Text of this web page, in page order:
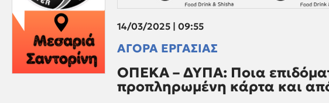
14/03/2025 | 09:55
ΑΓΟΡΑ ΕΡΓΑΣΙΑΣ
ΟΠΕΚΑ – ΔΥΠΑ: Ποια
προπληρωμένη κάρτα και